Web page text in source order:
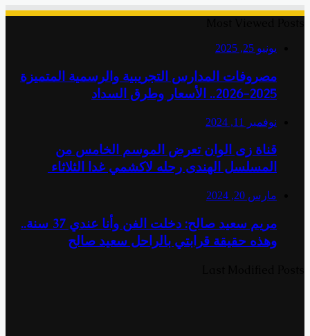
يونيو 25, 2025
مصروفات المدارس التجريبية والرسمية المتميزة
2025-2026.. الأسعار وطرق السداد
نوفمبر 11, 2024
قناة زى الوان تعرض الموسم الخامس من
المسلسل الهندى رحله لاكشمي غدا الثلاثاء
مارس 20, 2024
مريم سعيد صالح: دخلت الفن وأنا عندي 37 سنة..
وهذه حقيقة قرابتي بالراحل سعيد صالح